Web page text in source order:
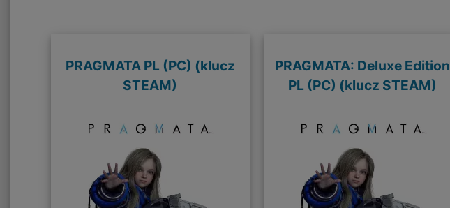
PRAGMATA PL (PC) (klucz
STEAM)
PRAGMATA: Deluxe Edition
PL (PC) (klucz STEAM)